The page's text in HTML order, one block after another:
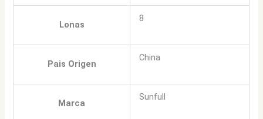
Lonas
8
Pais Origen
China
Marca
Sunfull